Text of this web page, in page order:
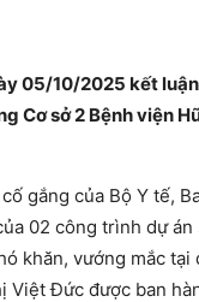
05/10/2025 kết
Cơ sở 2 Bệnh viện
gắng của Bộ Y tế,
02 công trình dự
khăn, vướng mắc
Đức được ban